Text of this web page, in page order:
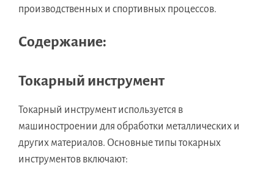
производственных и спортивных процессов.
Содержание:
Токарный инструмент
Токарный инструмент используется в
машиностроении для обработки металлических и
других материалов. Основные типы токарных
инструментов включают: